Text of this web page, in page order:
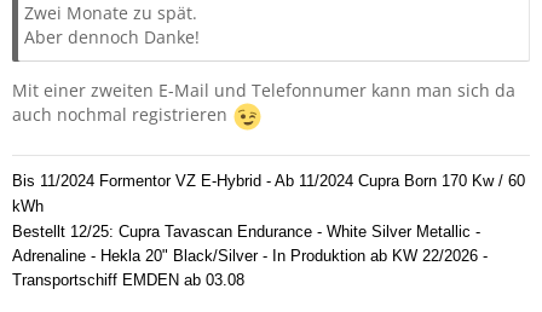
Zwei Monate zu spät.
Aber dennoch Danke!
Mit einer zweiten E-Mail und Telefonnumer kann man sich da
auch nochmal registrieren
Bis 11/2024 Formentor VZ E-Hybrid - Ab 11/2024 Cupra Born 170 Kw / 60
kWh
Bestellt 12/25: Cupra Tavascan Endurance - White Silver Metallic -
Adrenaline - Hekla 20" Black/Silver - In Produktion ab KW 22/2026 -
Transportschiff EMDEN ab 03.08